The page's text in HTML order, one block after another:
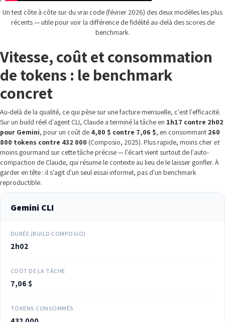
Un test côte à côte sur du vrai code (février 2026) des deux modèles les plus
récents — utile pour voir la différence de fidélité au-delà des scores de
benchmark.
Vitesse, coût et consommation
de tokens : le benchmark
concret
Au-delà de la qualité, ce qui pèse sur une facture mensuelle, c'est l'efficacité.
Sur un build réel d'agent CLI, Claude a terminé la tâche en 1h17 contre 2h02
pour Gemini, pour un coût de 4,80 $ contre 7,06 $, en consommant 260
800 tokens contre 432 000 (Composio, 2025). Plus rapide, moins cher et
moins gourmand sur cette tâche précise — l'écart vient surtout de l'auto-
compaction de Claude, qui résume le contexte au lieu de le laisser gonfler. À
garder en tête : il s'agit d'un seul essai informel, pas d'un benchmark
reproductible.
Gemini CLI
DURÉE (BUILD COMPOSIO)
2h02
COÛT DE LA TÂCHE
7,06 $
TOKENS CONSOMMÉS